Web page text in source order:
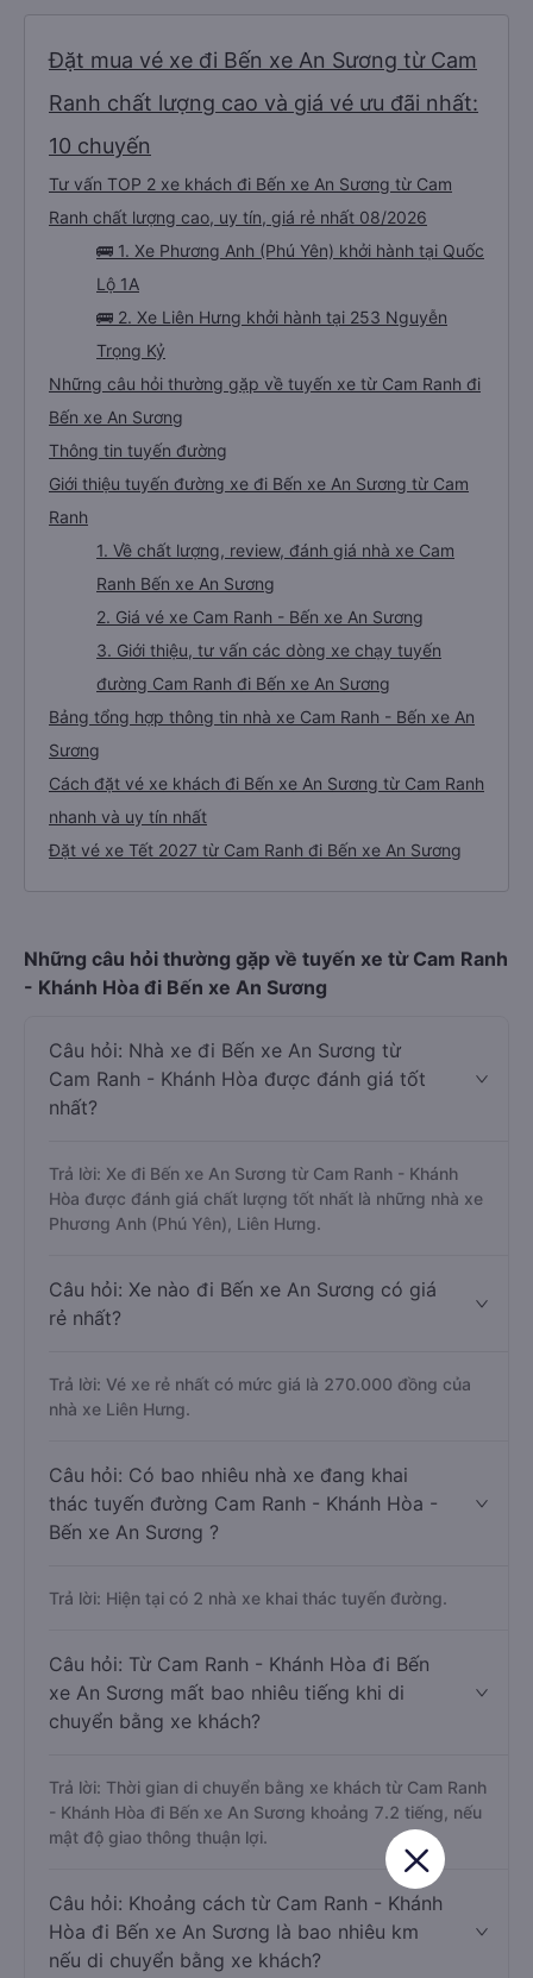
Đặt mua vé xe đi Bến xe An Sương từ Cam
Ranh chất lượng cao và giá vé ưu đãi nhất:
10 chuyến
Tư vấn TOP 2 xe khách đi Bến xe An Sương từ Cam
Ranh chất lượng cao, uy tín, giá rẻ nhất 08/2026
🚌 1. Xe Phương Anh (Phú Yên) khởi hành tại Quốc
Lộ 1A
🚌 2. Xe Liên Hưng khởi hành tại 253 Nguyễn
Trọng Kỷ
Những câu hỏi thường gặp về tuyến xe từ Cam Ranh đi
Bến xe An Sương
Thông tin tuyến đường
Giới thiệu tuyến đường xe đi Bến xe An Sương từ Cam
Ranh
1. Về chất lượng, review, đánh giá nhà xe Cam
Ranh Bến xe An Sương
2. Giá vé xe Cam Ranh - Bến xe An Sương
3. Giới thiệu, tư vấn các dòng xe chạy tuyến
đường Cam Ranh đi Bến xe An Sương
Bảng tổng hợp thông tin nhà xe Cam Ranh - Bến xe An
Sương
Cách đặt vé xe khách đi Bến xe An Sương từ Cam Ranh
nhanh và uy tín nhất
Đặt vé xe Tết 2027 từ Cam Ranh đi Bến xe An Sương
Những câu hỏi thường gặp về tuyến xe từ Cam Ranh
- Khánh Hòa đi Bến xe An Sương
Câu hỏi: Nhà xe đi Bến xe An Sương từ
Cam Ranh - Khánh Hòa được đánh giá tốt
nhất?
Trả lời: Xe đi Bến xe An Sương từ Cam Ranh - Khánh
Hòa được đánh giá chất lượng tốt nhất là những nhà xe
Phương Anh (Phú Yên), Liên Hưng.
Câu hỏi: Xe nào đi Bến xe An Sương có giá
rẻ nhất?
Trả lời: Vé xe rẻ nhất có mức giá là 270.000 đồng của
nhà xe Liên Hưng.
Câu hỏi: Có bao nhiêu nhà xe đang khai
thác tuyến đường Cam Ranh - Khánh Hòa -
Bến xe An Sương ?
Trả lời: Hiện tại có 2 nhà xe khai thác tuyến đường.
Câu hỏi: Từ Cam Ranh - Khánh Hòa đi Bến
xe An Sương mất bao nhiêu tiếng khi di
chuyển bằng xe khách?
Trả lời: Thời gian di chuyển bằng xe khách từ Cam Ranh
- Khánh Hòa đi Bến xe An Sương khoảng 7.2 tiếng, nếu
mật độ giao thông thuận lợi.
Câu hỏi: Khoảng cách từ Cam Ranh - Khánh
Hòa đi Bến xe An Sương là bao nhiêu km
nếu di chuyển bằng xe khách?